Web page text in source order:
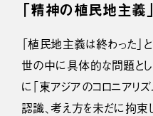
「精神の植民地主義
「植民地主義は終わった」
世の中に具体的な問題とし
に「東アジアのコロニアリ
認識、考え方を未だに拘束